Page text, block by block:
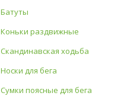
Батуты
Коньки раздвижные
Скандинавская ходьба
Носки для бега
Сумки поясные для бега